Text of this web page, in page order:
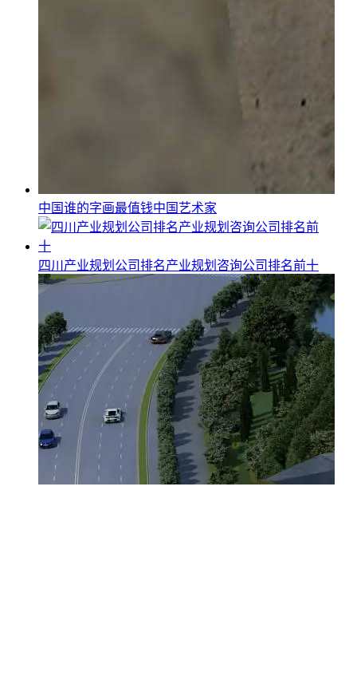
中国谁的字画最值钱中国艺术家
四川产业规划公司排名产业规划咨询公司排名前十